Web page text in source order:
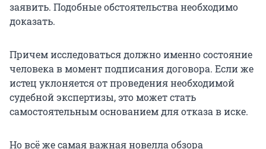
заявить. Подобные обстоятельства необходимо
доказать.
Причем исследоваться должно именно состояние
человека в момент подписания договора. Если же
истец уклоняется от проведения необходимой
судебной экспертизы, это может стать
самостоятельным основанием для отказа в иске.
Но всё же самая важная новелла обзора